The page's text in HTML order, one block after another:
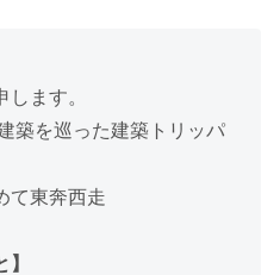
します。
築を巡った建築トリッパ
て東奔西走